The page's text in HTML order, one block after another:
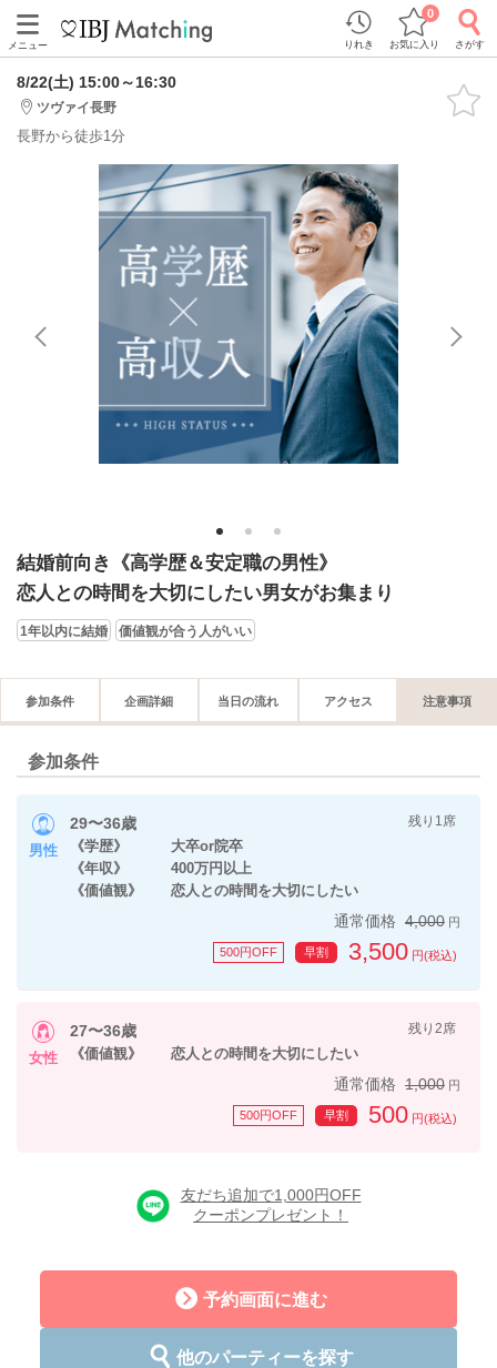
メニュー りれき お気に入り
0
さがす
8/22(土) 15:00～16:30
ツヴァイ長野
長野から徒歩1分
1 2 3
結婚前向き《高学歴＆安定職の男性》
恋人との時間を大切にしたい男女がお集まり
1年以内に結婚 価値観が合う人がいい
参加条件 企画詳細 当日の流れ アクセス 注意事項
参加条件
男性
残り1席
29〜36歳
《学歴》 大卒or院卒
《年収》 400万円以上
《価値観》 恋人との時間を大切にしたい
通常価格 4,000 円
500円OFF 早割 3,500 円(税込)
女性
残り2席
27〜36歳
《価値観》 恋人との時間を大切にしたい
通常価格 1,000 円
500円OFF 早割 500 円(税込)
友だち追加で1,000円OFF
クーポンプレゼント！
予約画面に進む
他のパーティーを探す